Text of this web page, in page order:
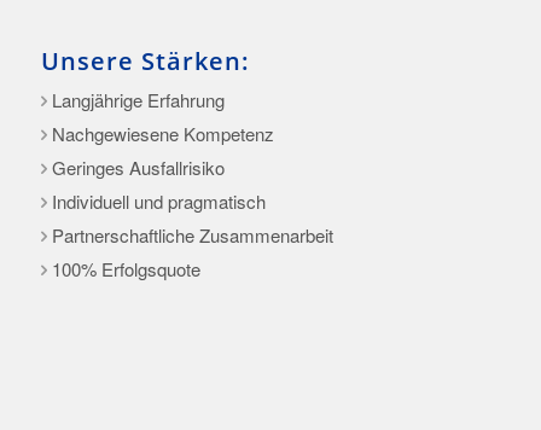
Unsere Stärken:
Langjährige Erfahrung
Nachgewiesene Kompetenz
Geringes Ausfallrisiko
Individuell und pragmatisch
Partnerschaftliche Zusammenarbeit
100% Erfolgsquote